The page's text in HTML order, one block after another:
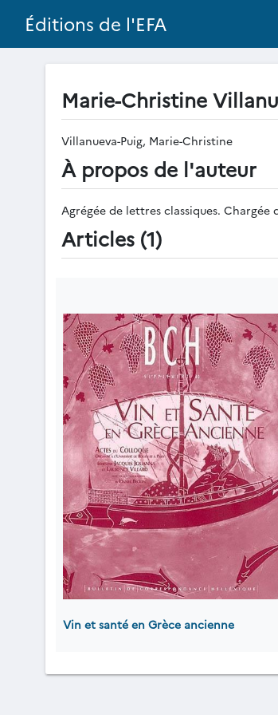
Éditions de l'EFA
Marie-Christine
Villanueva-Puig, Marie-Christine
À propos de l'auteur
Agrégée de lettres classiques. Chargée
Articles (1)
Vin et santé en Grèce ancienne